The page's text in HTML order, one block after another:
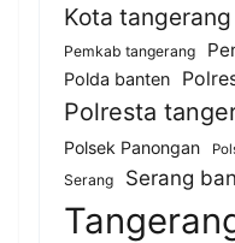
Kota tangerang
Pemkab tangerang
Polda banten
Polresta
Polsek Panongan
Serang Serang